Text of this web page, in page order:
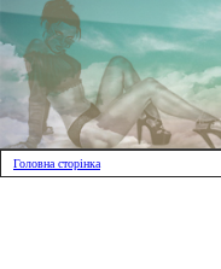
Головна сторінка